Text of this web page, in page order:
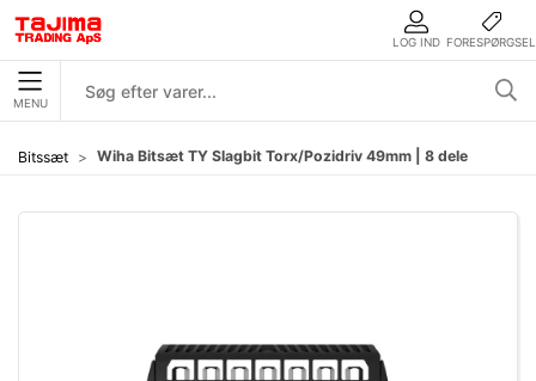
LOG IND FORESPØRGSEL
MENU
Bitssæt Wiha Bitsæt TY Slagbit Torx/Pozidriv 49mm | 8 dele